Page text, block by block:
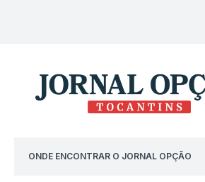
ONDE ENCONTRAR O JORNAL OPÇÃO